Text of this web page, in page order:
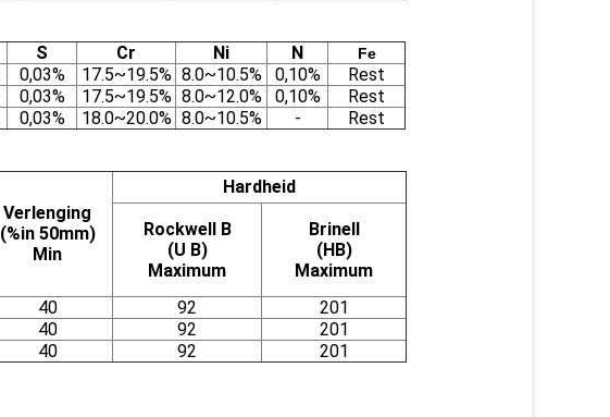
S Cr Ni N Fe
0,03% 17.5~19.5% 8.0~10.5% 0,10%
Rest
0,03% 17.5~19.5% 8.0~12.0% 0,10%
Rest
0,03% 18.0~20.0% 8.0~10.5% - Rest
Verlenging
(%in 50mm)
Min
Hardheid
Rockwell B
(U B)
Maximum
Brinell
(HB)
Maximum
40 92
201
40 92
201
40 92 201